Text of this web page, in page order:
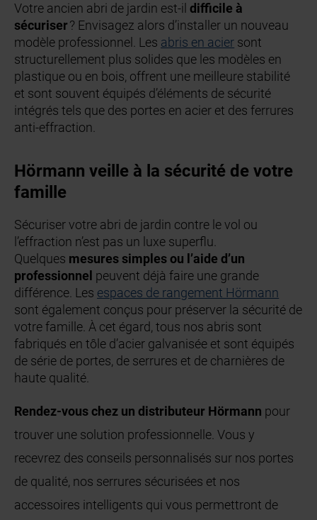
Votre ancien abri de jardin est-ildifficile à
sécuriser? Envisagez alors d’installer un nouveau
modèle professionnel. Les abris en acier sont
structurellement plus solides que les modèles en
plastique ou en bois, offrent une meilleure stabilité
et sont souvent équipés d’éléments de sécurité
intégrés tels que des portes en acier et des ferrures
anti-effraction.
Hörmann veille à la sécurité de votre
famille
Sécuriser votre abri de jardin contre le vol ou
l’effraction n’est pas un luxe superflu.
Quelques mesures simples ou l’aide d’un
professionnel peuvent déjà faire une grande
différence. Les espaces de rangement Hörmann
sont également conçus pour préserver la sécurité de
votre famille. À cet égard, tous nos abris sont
fabriqués en tôle d’acier galvanisée et sont équipés
de série de portes, de serrures et de charnières de
haute qualité.
Rendez-vous chez un distributeur Hörmann pour
trouver une solution professionnelle. Vous y
recevrez des conseils personnalisés sur nos portes
de qualité, nos serrures sécurisées et nos
accessoires intelligents qui vous permettront de